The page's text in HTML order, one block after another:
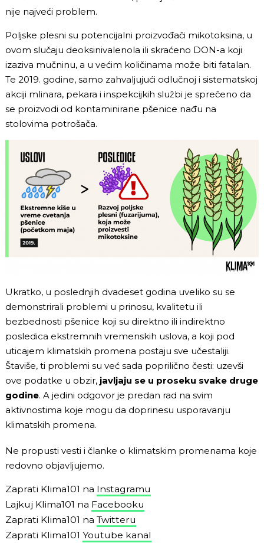
nije najveći problem.
Poljske plesni su potencijalni proizvođači mikotoksina, u
ovom slučaju deoksinivalenola ili skraćeno DON-a koji
izaziva mučninu, a u većim količinama može biti fatalan.
Te 2019. godine, samo zahvaljujući odlučnoj i sistematskoj
akciji mlinara, pekara i inspekcijkih službi je sprečeno da
se proizvodi od kontaminirane pšenice nađu na
stolovima potrošača.
Ukratko, u poslednjih dvadeset godina uveliko su se
demonstrirali problemi u prinosu, kvalitetu ili
bezbednosti pšenice koji su direktno ili indirektno
posledica ekstremnih vremenskih uslova, a koji pod
uticajem klimatskih promena postaju sve učestaliji.
Štaviše, ti problemi su već sada poprilično česti: uzevši
ove podatke u obzir, javljaju se u proseku svake druge
godine. A jedini odgovor je predan rad na svim
aktivnostima koje mogu da doprinesu usporavanju
klimatskih promena.
Ne propusti vesti i članke o klimatskim promenama koje
redovno objavljujemo.
Zaprati Klima101 na Instagramu
Lajkuj Klima101 na Facebooku
Zaprati Klima101 na Twitteru
Zaprati Klima101 Youtube kanal